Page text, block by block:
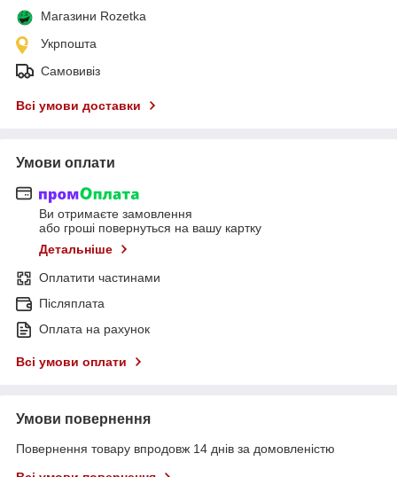
Магазини Rozetka
Укрпошта
Самовивіз
Всі умови доставки
Умови оплати
Ви отримаєте замовлення
або гроші повернуться на вашу картку
Детальніше
Оплатити частинами
Післяплата
Оплата на рахунок
Всі умови оплати
Умови повернення
Повернення товару впродовж 14 днів за домовленістю